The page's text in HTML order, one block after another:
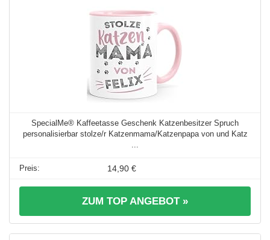
SpecialMe® Kaffeetasse Geschenk Katzenbesitzer Spruch
personalisierbar stolze/r Katzenmama/Katzenpapa von und Katz
...
14,90 €
ZUM TOP ANGEBOT »